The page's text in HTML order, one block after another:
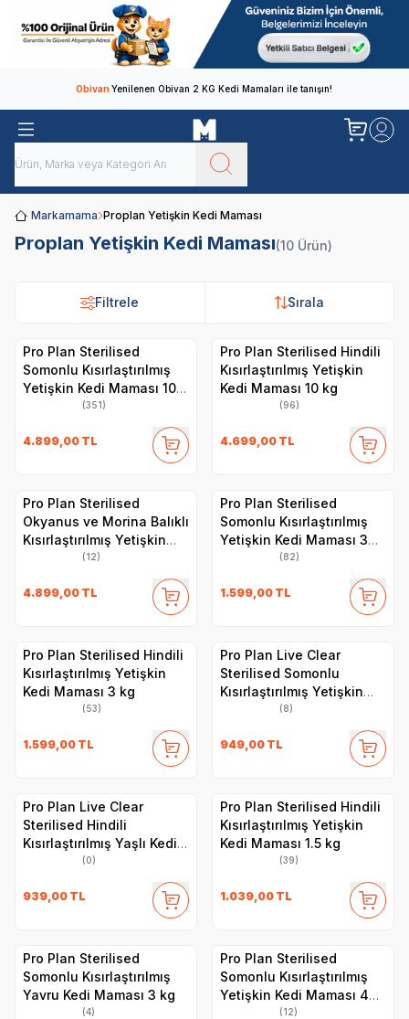
ObivanYenilenen Obivan 2 KG Kedi Mamaları ile tanışın!
Markamama Proplan Yetişkin Kedi Maması
Proplan Yetişkin Kedi Maması(10 Ürün)
Filtrele Sırala
Pro Plan Sterilised
Somonlu Kısırlaştırılmış
Yetişkin Kedi Maması 10
(351)
4.899,00 TL
Pro Plan Sterilised Hindili
Kısırlaştırılmış Yetişkin
Kedi Maması 10 kg
(96)
4.699,00 TL
Pro Plan Sterilised
Okyanus ve Morina Balıklı
Kısırlaştırılmış Yetişkin
Kedi Maması 10 kg
(12)
4.899,00 TL
Pro Plan Sterilised
Somonlu Kısırlaştırılmış
Yetişkin Kedi Maması 3
(82)
1.599,00 TL
Pro Plan Sterilised Hindili
Kısırlaştırılmış Yetişkin
Kedi Maması 3 kg
(53)
1.599,00 TL
Pro Plan Live Clear
Sterilised Somonlu
Kısırlaştırılmış Yetişkin
Kedi Maması 1,4 kg
(8)
949,00 TL
Pro Plan Live Clear
Sterilised Hindili
Kısırlaştırılmış Yaşlı Kedi
Maması 1,4 kg
(0)
939,00 TL
Pro Plan Sterilised Hindili
Kısırlaştırılmış Yetişkin
Kedi Maması 1.5 kg
(39)
1.039,00 TL
Pro Plan Sterilised
Somonlu Kısırlaştırılmış
Yavru Kedi Maması 3 kg
(4)
Pro Plan Sterilised
Somonlu Kısırlaştırılmış
Yetişkin Kedi Maması 400
(12)